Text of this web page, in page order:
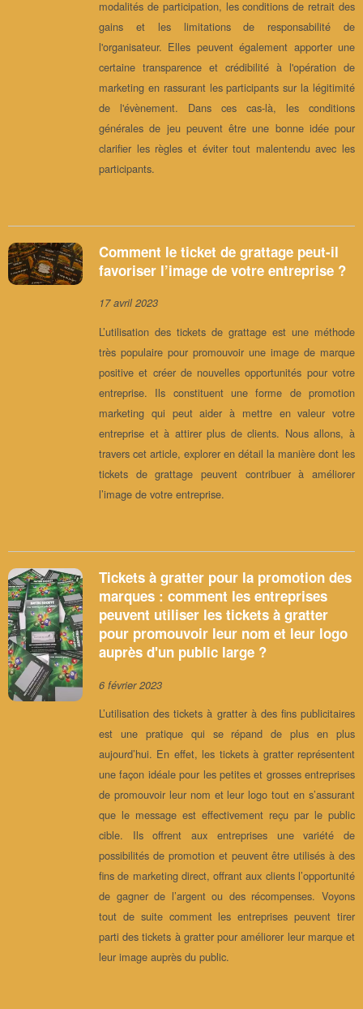
modalités de participation, les conditions de retrait des
gains et les limitations de responsabilité de
l'organisateur. Elles peuvent également apporter une
certaine transparence et crédibilité à l'opération de
marketing en rassurant les participants sur la légitimité
de l'évènement. Dans ces cas-là, les conditions
générales de jeu peuvent être une bonne idée pour
clarifier les règles et éviter tout malentendu avec les
participants.
Comment le ticket de grattage peut-il
favoriser l’image de votre entreprise ?
17 avril 2023
L’utilisation des tickets de grattage est une méthode
très populaire pour promouvoir une image de marque
positive et créer de nouvelles opportunités pour votre
entreprise. Ils constituent une forme de promotion
marketing qui peut aider à mettre en valeur votre
entreprise et à attirer plus de clients. Nous allons, à
travers cet article, explorer en détail la manière dont les
tickets de grattage peuvent contribuer à améliorer
l’image de votre entreprise.
Tickets à gratter pour la promotion des
marques : comment les entreprises
peuvent utiliser les tickets à gratter
pour promouvoir leur nom et leur logo
auprès d'un public large ?
6 février 2023
L’utilisation des tickets à gratter à des fins publicitaires
est une pratique qui se répand de plus en plus
aujourd’hui. En effet, les tickets à gratter représentent
une façon idéale pour les petites et grosses entreprises
de promouvoir leur nom et leur logo tout en s’assurant
que le message est effectivement reçu par le public
cible. Ils offrent aux entreprises une variété de
possibilités de promotion et peuvent être utilisés à des
fins de marketing direct, offrant aux clients l’opportunité
de gagner de l’argent ou des récompenses. Voyons
tout de suite comment les entreprises peuvent tirer
parti des tickets à gratter pour améliorer leur marque et
leur image auprès du public.